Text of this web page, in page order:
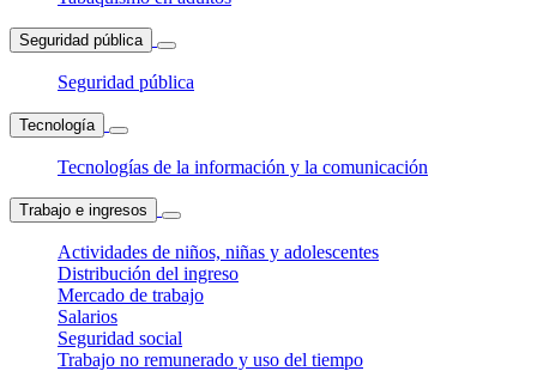
Seguridad pública
Seguridad pública
Tecnología
Tecnologías de la información y la comunicación
Trabajo e ingresos
Actividades de niños, niñas y adolescentes
Distribución del ingreso
Mercado de trabajo
Salarios
Seguridad social
Trabajo no remunerado y uso del tiempo